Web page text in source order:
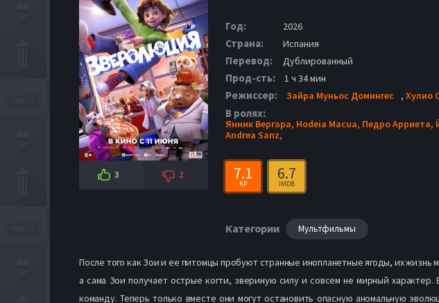
3 2
Год: 2026
Страна: Испания
Перевод: Дублированный
Прод-сть: 1 ч 34 мин
Режиссер: Зайра Муньос Домингес , Хулио
В ролях:
Янник Вергара, Hodeia Macua, Педро Арриета,
Andrea Sanz,
7.1
KP
6.7
IMDB
Категории Мультфильмы
После того как Зои и ее питомцы пробуют странные инопланетные ягоды, их
а сама Зои получает острые когти, звериную силу и совсем не мирный
команду. Теперь только вместе они могут остановить опасную аномальную